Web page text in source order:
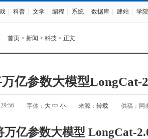
科普 文学 编程 系统 数据库 建站 学院
首页 > 新闻 > 科技 > 正文
亿参数大模型LongCat-
字体： 大 中 小 来源： 转载 供稿：网
万亿参数大模型 LongCat-